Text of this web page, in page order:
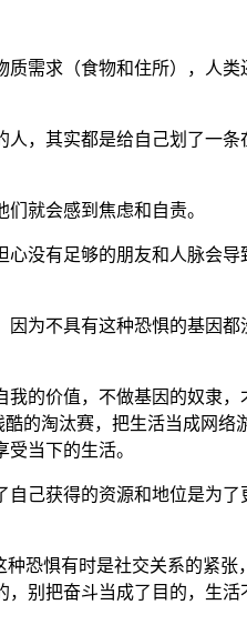
需求（食物和住所），人类
，其实都是给自己划了一条
就会感到焦虑和自责。
没有足够的朋友和人脉会导
为不具有这种恐惧的基因都
的价值，不做基因的奴隶，
的淘汰赛，把生活当成网络
当下的生活。
己获得的资源和地位是为了
恐惧有时是社交关系的紧张
别把奋斗当成了目的，生活